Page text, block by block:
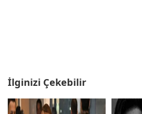
İlginizi Çekebilir